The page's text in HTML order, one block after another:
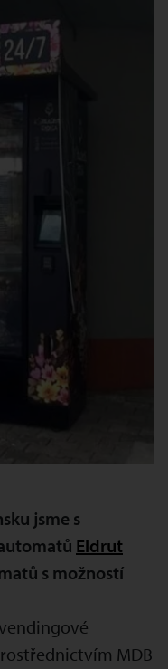
jsme s
Eldrut
s možností
MDB